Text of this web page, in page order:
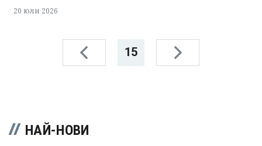
20 юли 2026
15
НАЙ-НОВИ